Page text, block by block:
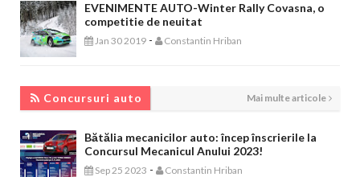
EVENIMENTE AUTO-Winter Rally Covasna, o
competitie de neuitat
Jan 30 2019 - Constantin Hriban
Concursuri auto Mai multe articole
Bătălia mecanicilor auto: încep înscrierile la
Concursul Mecanicul Anului 2023!
Sep 25 2023 - Constantin Hriban